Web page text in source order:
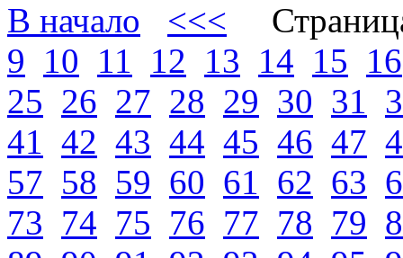
В начало <<<
9 10 11 12 13 14 15 16
25 26 27 28 29 30 31
41 42 43 44 45 46 47
57 58 59 60 61 62 63
73 74 75 76 77 78 79